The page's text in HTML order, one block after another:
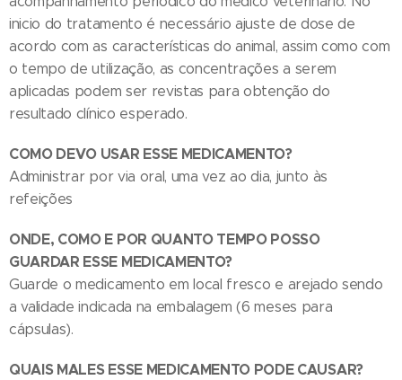
inicio do tratamento é necessário ajuste de dose de
acordo com as características do animal, assim como com
o tempo de utilização, as concentrações a serem
aplicadas podem ser revistas para obtenção do
resultado clínico esperado.
COMO DEVO USAR ESSE MEDICAMENTO?
Administrar por via oral, uma vez ao dia, junto às
refeições
ONDE, COMO E POR QUANTO TEMPO POSSO
GUARDAR ESSE MEDICAMENTO?
Guarde o medicamento em local fresco e arejado sendo
a validade indicada na embalagem (6 meses para
cápsulas).
QUAIS MALES ESSE MEDICAMENTO PODE CAUSAR?